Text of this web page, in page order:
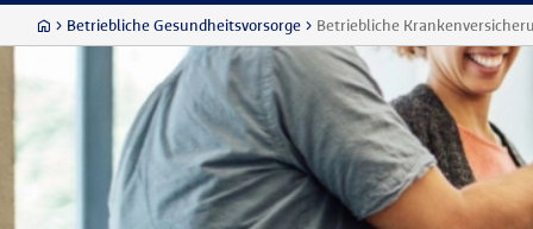
Betriebliche Gesundheitsvorsorge Betriebliche